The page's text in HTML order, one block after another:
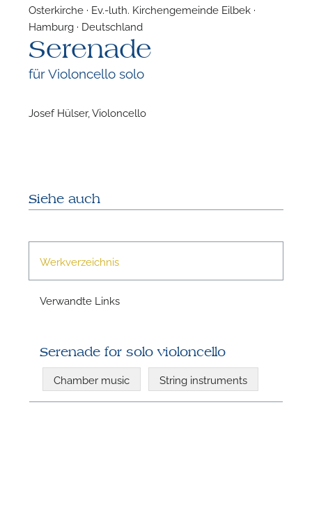
Osterkirche · Ev.-luth. Kirchengemeinde Eilbek ·
Hamburg · Deutschland
Serenade
für Violoncello solo
Josef Hülser, Violoncello
Siehe auch
Werkverzeichnis
Verwandte Links
Serenade for solo violoncello
Chamber music String instruments